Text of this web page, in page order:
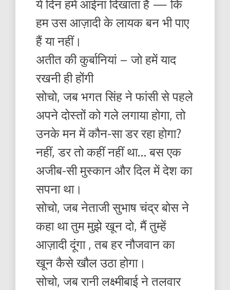
ये दिन हमें आईना दिखाता है — कि
हम उस आज़ादी के लायक बन भी पाए
हैं या नहीं।
अतीत की कुर्बानियां – जो हमें याद
रखनी ही होंगी
सोचो, जब भगत सिंह ने फांसी से पहले
अपने दोस्तों को गले लगाया होगा, तो
उनके मन में कौन-सा डर रहा होगा?
नहीं, डर तो कहीं नहीं था… बस एक
अजीब-सी मुस्कान और दिल में देश का
सपना था।
सोचो, जब नेताजी सुभाष चंद्र बोस ने
कहा था तुम मुझे खून दो, मैं तुम्हें
आज़ादी दूंगा , तब हर नौजवान का
खून कैसे खौल उठा होगा।
सोचो, जब रानी लक्ष्मीबाई ने तलवार